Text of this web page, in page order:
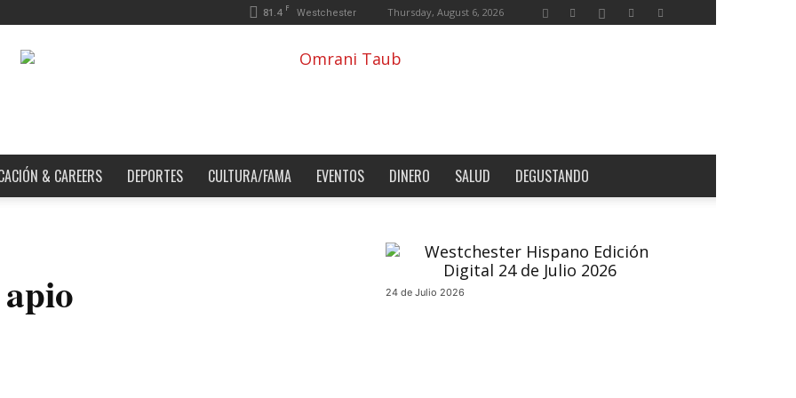
81.4 F Westchester Thursday, August 6, 2026
& CAREERS DEPORTES CULTURA/FAMA EVENTOS DINERO SALUD DEGUSTANDO
24 de Julio 2026